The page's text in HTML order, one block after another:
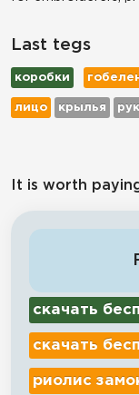
Last tegs
коробки
лицо крылья
It is worth
скачать
скачать
риолис